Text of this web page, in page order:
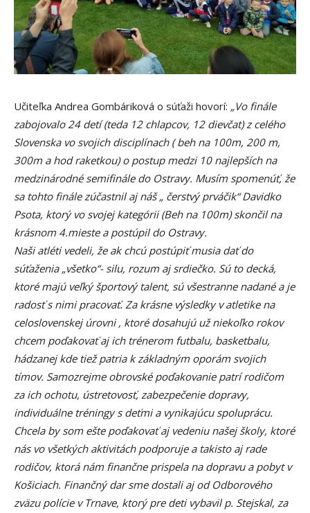
Učiteľka Andrea Gombáriková o súťaži hovorí: „Vo finále
zabojovalo 24 detí (teda 12 chlapcov, 12 dievčat) z celého
Slovenska vo svojich disciplínach ( beh na 100m, 200 m,
300m a hod raketkou) o postup medzi 10 najlepších na
medzinárodné semifinále do Ostravy. Musím spomenúť, že
sa tohto finále zúčastnil aj náš „ čerstvý prváčik“ Davidko
Psota, ktorý vo svojej kategórii (Beh na 100m) skončil na
krásnom 4.mieste a postúpil do Ostravy.
Naši atléti vedeli, že ak chcú postúpiť musia dať do
súťaženia „všetko“- silu, rozum aj srdiečko. Sú to decká,
ktoré majú veľký športový talent, sú všestranne nadané a je
radosť s nimi pracovať. Za krásne výsledky v atletike na
celoslovenskej úrovni , ktoré dosahujú už niekoľko rokov
chcem poďakovať aj ich trénerom futbalu, basketbalu,
hádzanej kde tiež patria k základným oporám svojich
tímov. Samozrejme obrovské poďakovanie patrí rodičom
za ich ochotu, ústretovosť, zabezpečenie dopravy,
individuálne tréningy s deťmi a vynikajúcu spoluprácu.
Chcela by som ešte poďakovať aj vedeniu našej školy, ktoré
nás vo všetkých aktivitách podporuje a takisto aj rade
rodičov, ktorá nám finančne prispela na dopravu a pobyt v
Košiciach. Finančný dar sme dostali aj od Odborového
zväzu polície v Trnave, ktorý pre deti vybavil p. Stejskal, za